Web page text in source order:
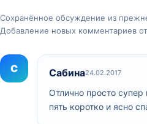
Сохранённое обсуждение из
Добавление новых комментариев
С Сабина24.02.2017
Отлично просто супер
пять коротко и ясно